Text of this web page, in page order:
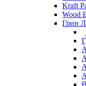
Kraft
Wood
Грин